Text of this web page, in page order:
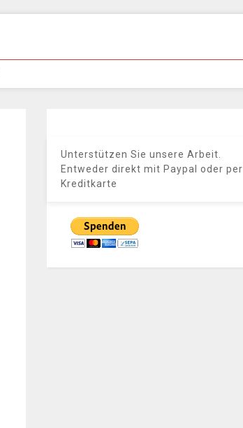
Unterstützen Sie unsere Arbeit.
Entweder direkt mit Paypal oder per
Kreditkarte